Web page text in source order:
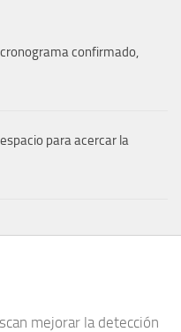
confirmado,
para acercar la
mejorar la detección